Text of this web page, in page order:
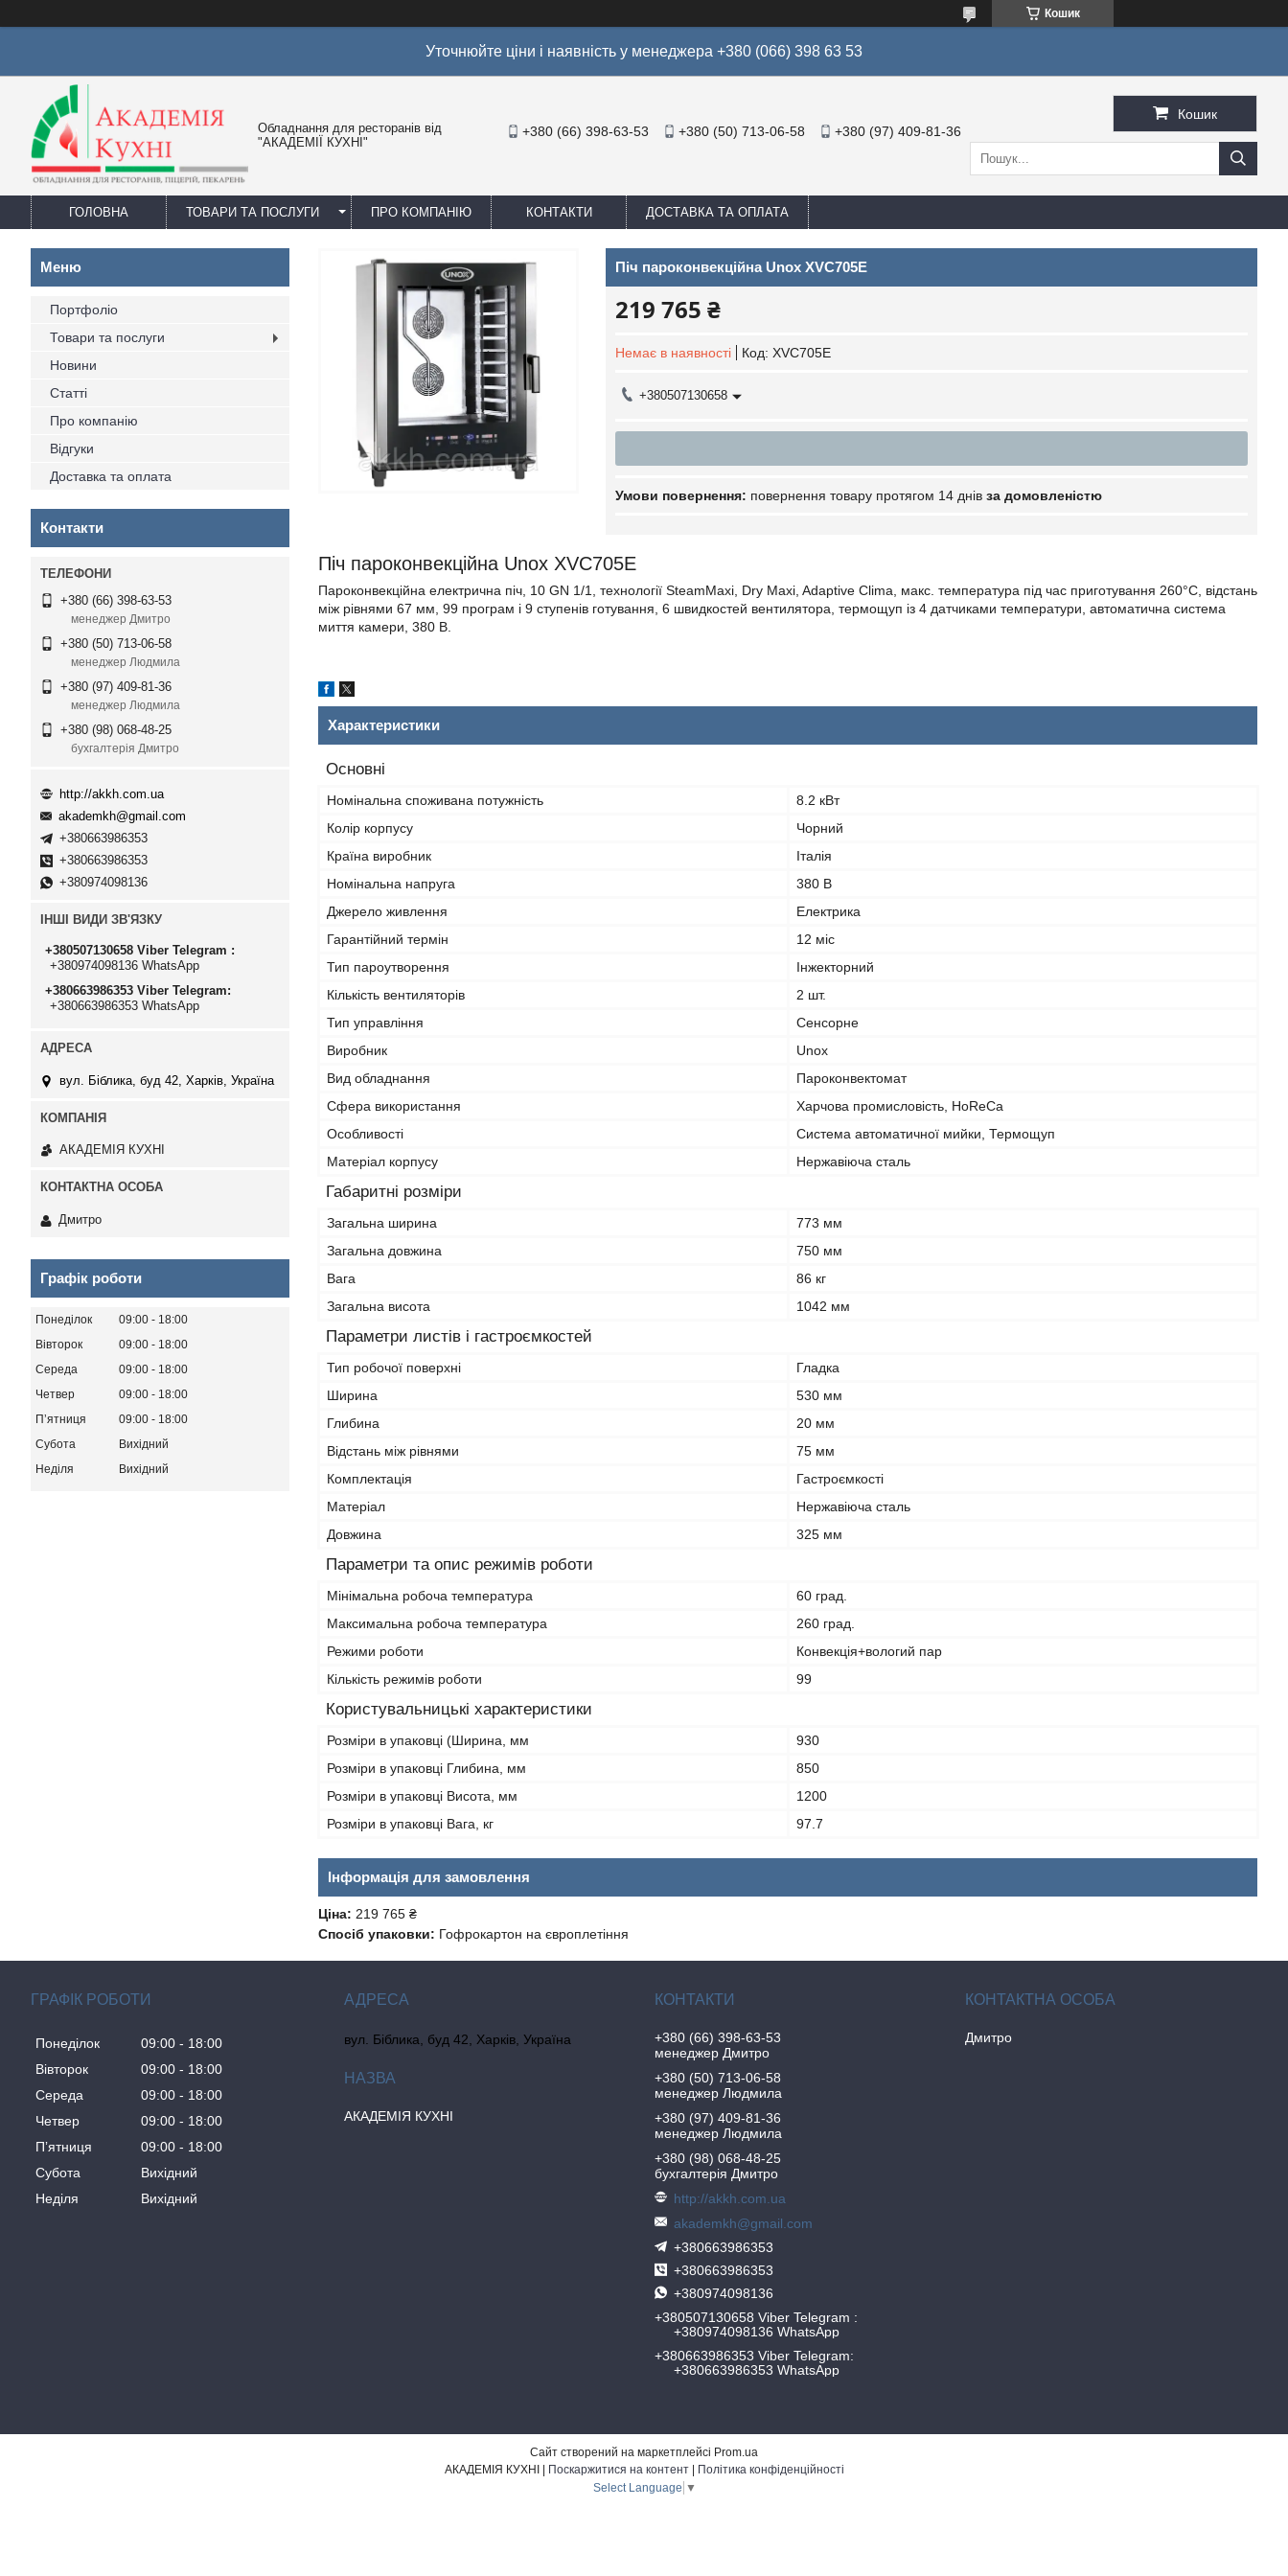
Кошик
Уточнюйте ціни і наявність у менеджера +380 (066) 398 63 53
Обладнання для ресторанів від
"АКАДЕМІЇ КУХНІ"
+380 (66) 398-63-53 +380 (50) 713-06-58 +380 (97) 409-81-36
Кошик
ГОЛОВНА ТОВАРИ ТА ПОСЛУГИ ПРО КОМПАНІЮ КОНТАКТИ ДОСТАВКА ТА ОПЛАТА
Піч пароконвекційна Unox XVC705E
219 765 ₴
Немає в наявності Код: XVC705E
+380507130658
повернення товару протягом 14 днів за домовленістю
Піч пароконвекційна Unox XVC705E
Пароконвекційна електрична піч, 10 GN 1/1, технології SteamMaxi, Dry Maxi, Adaptive Clima, макс. температура під час приготування 260°С, відстань
між рівнями 67 мм, 99 програм і 9 ступенів готування, 6 швидкостей вентилятора, термощуп із 4 датчиками температури, автоматична система
миття камери, 380 В.
Характеристики
Основні
Номінальна споживана потужність
8.2 кВт
Колір корпусу
Чорний
Країна виробник
Італія
Номінальна напруга
380 В
Джерело живлення
Електрика
Гарантійний термін
12 міс
Тип пароутворення
Інжекторний
Кількість вентиляторів
2 шт.
Тип управління
Сенсорне
Виробник
Unox
Вид обладнання
Пароконвектомат
Сфера використання
Харчова промисловість, HoReCa
Особливості
Система автоматичної мийки, Термощуп
Матеріал корпусу
Нержавіюча сталь
Габаритні розміри
Загальна ширина
773 мм
Загальна довжина
750 мм
Вага
86 кг
Загальна висота
1042 мм
Параметри листів і гастроємкостей
Тип робочої поверхні
Гладка
Ширина
530 мм
Глибина
20 мм
Відстань між рівнями
75 мм
Комплектація
Гастроємкості
Матеріал
Нержавіюча сталь
Довжина
325 мм
Параметри та опис режимів роботи
Мінімальна робоча температура
60 град.
Максимальна робоча температура
260 град.
Режими роботи
Конвекція+вологий пар
Кількість режимів роботи
99
Користувальницькі характеристики
Розміри в упаковці (Ширина, мм
930
Розміри в упаковці Глибина, мм
850
Розміри в упаковці Висота, мм
1200
Розміри в упаковці Вага, кг
97.7
Інформація для замовлення
Ціна: 219 765 ₴
Спосіб упаковки: Гофрокартон на європлетіння
Портфоліо
Товари та послуги
Новини
Статті
Про компанію
Відгуки
Доставка та оплата
Контакти
+380 (66) 398-63-53
менеджер Дмитро
+380 (50) 713-06-58
менеджер Людмила
+380 (97) 409-81-36
менеджер Людмила
+380 (98) 068-48-25
бухгалтерія Дмитро
http://akkh.com.ua
akademkh@gmail.com
+380663986353
+380663986353
+380974098136
ІНШІ ВИДИ ЗВ'ЯЗКУ
+380507130658 Viber Telegram
+380974098136 WhatsApp
+380663986353 Viber Telegram
+380663986353 WhatsApp
вул. Біблика, буд 42, Харків, Україна
АКАДЕМІЯ КУХНІ
Дмитро
Графік роботи
Понеділок 09:00
18:00
Вівторок
09:00
18:00
Середа
09:00
18:00
Четвер
09:00
18:00
Пʼятниця
09:00
18:00
Субота
Вихідний
Неділя
Вихідний
ГРАФІК РОБОТИ
Понеділок 09:00
18:00
Вівторок
09:00
18:00
Середа
09:00
18:00
Четвер
09:00
18:00
Пʼятниця
09:00
18:00
Субота
Вихідний
Неділя
Вихідний
вул. Біблика, буд 42, Харків, Україна
АКАДЕМІЯ КУХНІ
+380 (66) 398-63-53
менеджер Дмитро
+380 (50) 713-06-58
менеджер Людмила
+380 (97) 409-81-36
менеджер Людмила
+380 (98) 068-48-25
бухгалтерія Дмитро
http://akkh.com.ua
akademkh@gmail.com
+380663986353
+380663986353
+380974098136
+380507130658 Viber Telegram
+380974098136 WhatsApp
+380663986353 Viber Telegram
+380663986353 WhatsApp
Дмитро
Сайт створений на маркетплейсі Prom.ua
Поскаржитися на контент
Політика конфіденційності
Select Language ▼